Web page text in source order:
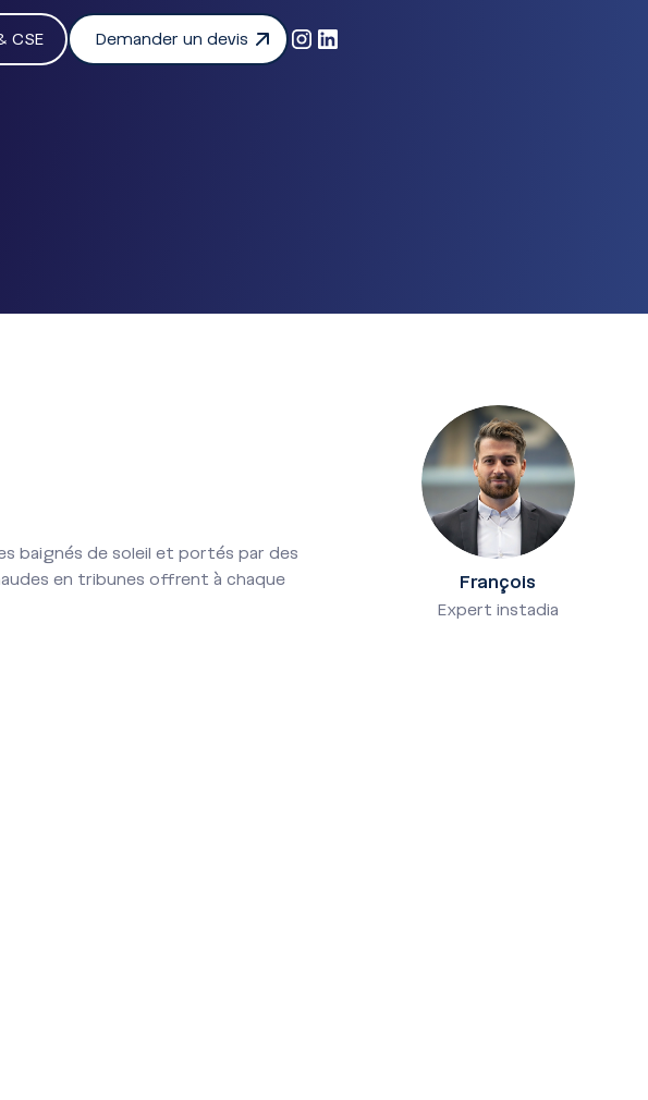
CSE Demander un devis
baignés de soleil et portés par des
en tribunes offrent à chaque
François
Expert instadia